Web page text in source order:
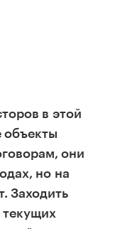
в этой
объекты
они
но на
Заходить
текущих